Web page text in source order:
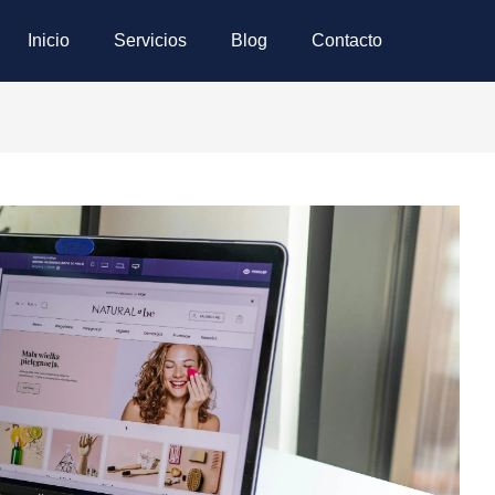
Inicio Servicios Blog Contacto